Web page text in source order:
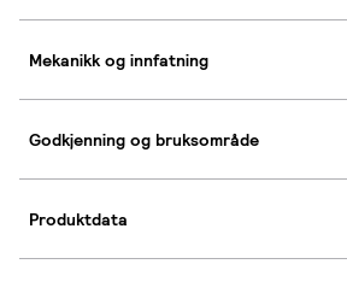
Mekanikk og innfatning
Godkjenning og bruksområde
Produktdata